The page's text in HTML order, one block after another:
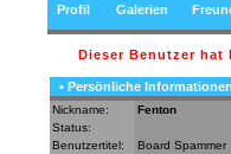
Profil Galerien
Dieser Benutzer hat
• Persönliche
Nickname:
Fenton
Status:
Benutzertitel:
Board Spammer